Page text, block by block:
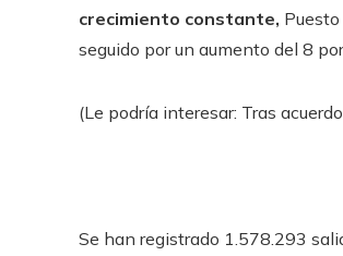
crecimiento constante,
seguido por un aumento del 8
(Le podría interesar: Tras
Se han registrado 1.578.293